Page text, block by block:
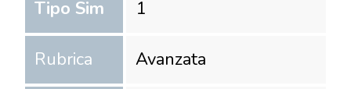
Tipo Sim 1
Rubrica Avanzata